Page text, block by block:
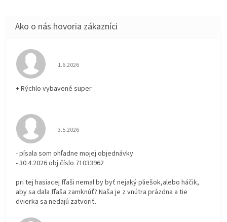
Hodnotenie obchodu je 5 z 5 hviezdičiek.
1.6.2026
+ Rýchlo vybavené super
Hodnotenie obchodu je 3 z 5 hviezdičiek.
3.5.2026
- písala som ohľadne mojej objednávky
- 30.4.2026 obj.číslo 71033962
pri tej hasiacej fľaši nemal by byť nejaký pliešok,alebo háčik,
aby sa dala fľaša zamknúť? Naša je z vnútra prázdna a tie
dvierka sa nedajú zatvoriť.